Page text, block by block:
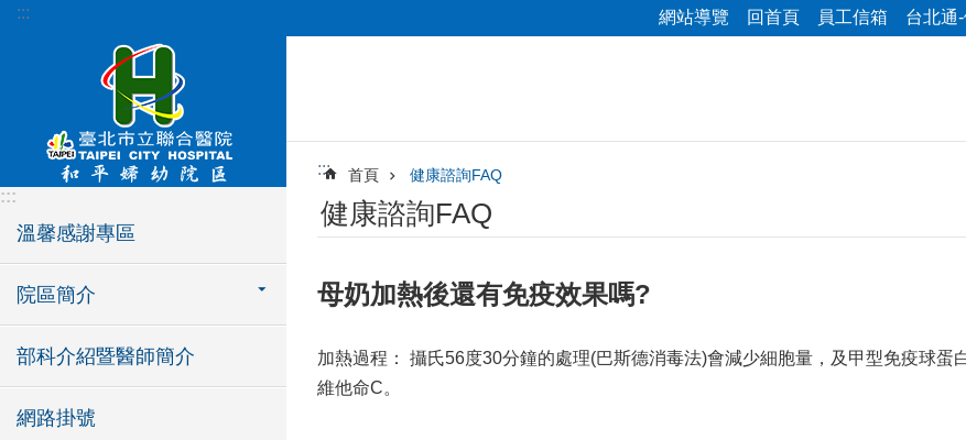
跳到主要內容區塊
::: 網站導覽 回首頁 員工信箱 台北通
:::
溫馨感謝專區
院區簡介
部科介紹暨醫師簡介
網路掛號
::: 首頁 健康諮詢FAQ
健康諮詢FAQ
母奶加熱後還有免疫效果嗎?
加熱過程： 攝氏56度30分鐘的處理(巴斯德消毒法)會減少細胞量，及甲型免疫球
維他命C。